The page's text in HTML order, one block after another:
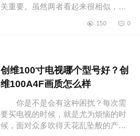
关重要。虽然两者看起来很相似，但
会影响你最终的使用体验。下面小编
150 0
创维100寸电视哪个型号好？创
维100A4F画质怎么样
你是不是会有这种困扰？每次需
要买电视的时候，就是尤为烦恼的时
候，面对众多吹得天花乱坠般的产